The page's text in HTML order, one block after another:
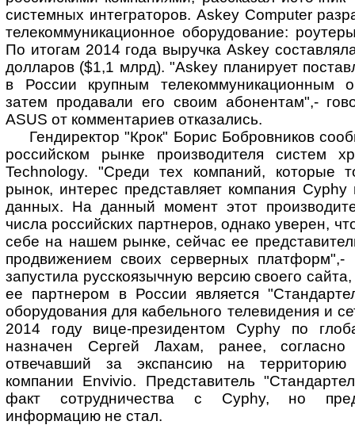
системных интеграторов. Askey Computer
телекоммуникационное оборудование:
По итогам 2014 года выручка Askey
долларов ($1,1 млрд). "Askey планирует
в России крупным телекоммуникационным
затем продавали его своим абонентам",-
ASUS от комментариев отказались.
Гендиректор "Крок" Борис Бобровников
российском рынке производителя систем
Technology. "Среди тех компаний, которые
рынок, интерес представляет компания
данных. На данный момент этот
числа российских партнеров, однако уверен,
себе на нашем рынке, сейчас ее
продвижением своих серверных
запустила русскоязычную версию своего
ее партнером в России является
оборудования для кабельного телевидения и
2014 году вице-президентом Cyphy по
назначен Сергей Лахам, ранее,
отвечавший за экспансию на территорию
компании Envivio. Представитель
факт сотрудничества с Cyphy, но
информацию не стал.